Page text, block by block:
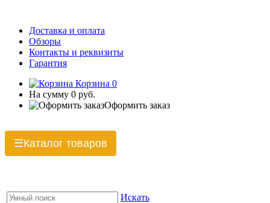
Доставка и оплата
Обзоры
Контакты и реквизиты
Гарантия
Корзина 0
На сумму 0 руб.
Оформить заказ
☰Каталог товаров
Искать